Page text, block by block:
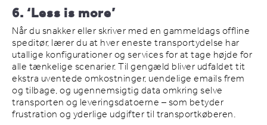
6. ‘Less is more’
Når du snakker eller skriver med en gammeldags offline
speditør, lærer du at hver eneste transportydelse har
utallige konfigurationer og services for at tage højde for
alle tænkelige scenarier. Til gengæld bliver udfaldet tit
ekstra uventede omkostninger, uendelige emails frem
og tilbage, og ugennemsigtig data omkring selve
transporten og leveringsdatoerne – som betyder
frustration og yderlige udgifter til transportkøberen.